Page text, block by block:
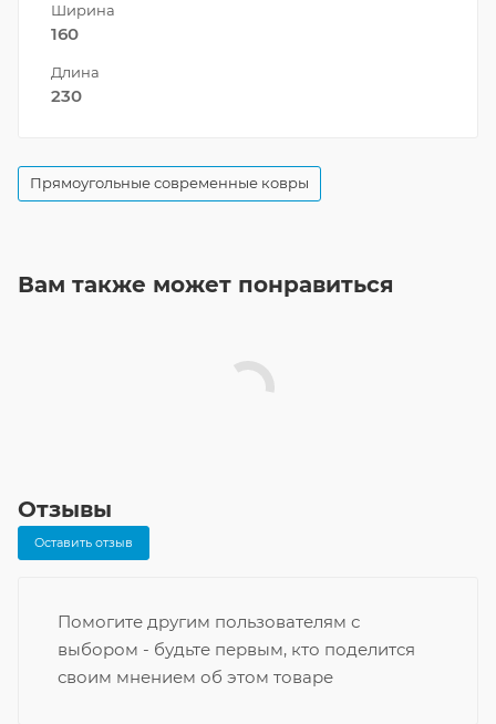
Ширина
160
Длина
230
Прямоугольные современные ковры
Вам также может понравиться
Отзывы
Оставить отзыв
Помогите другим пользователям с
выбором - будьте первым, кто поделится
своим мнением об этом товаре